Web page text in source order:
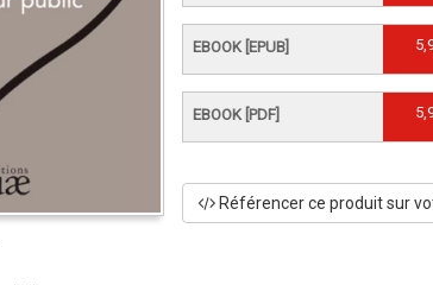
EBOOK [EPUB]
EBOOK [PDF]
Référencer ce produit sur